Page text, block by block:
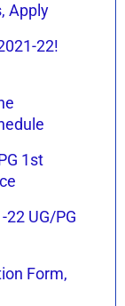
Apply
22!
1st
UG/PG
Form,